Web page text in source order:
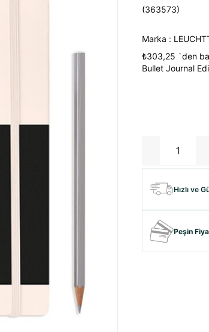
(363573)
Marka :
₺303,25 `den
Bullet Journal
Hızlı ve
Peşin